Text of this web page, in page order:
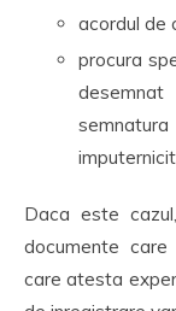
acordul de
procura
Daca este
documente
care atesta